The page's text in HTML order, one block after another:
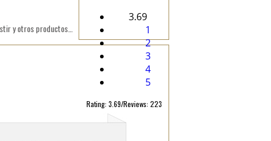
3.69
1
2
3
4
5
Rating: 3.69/Reviews: 223